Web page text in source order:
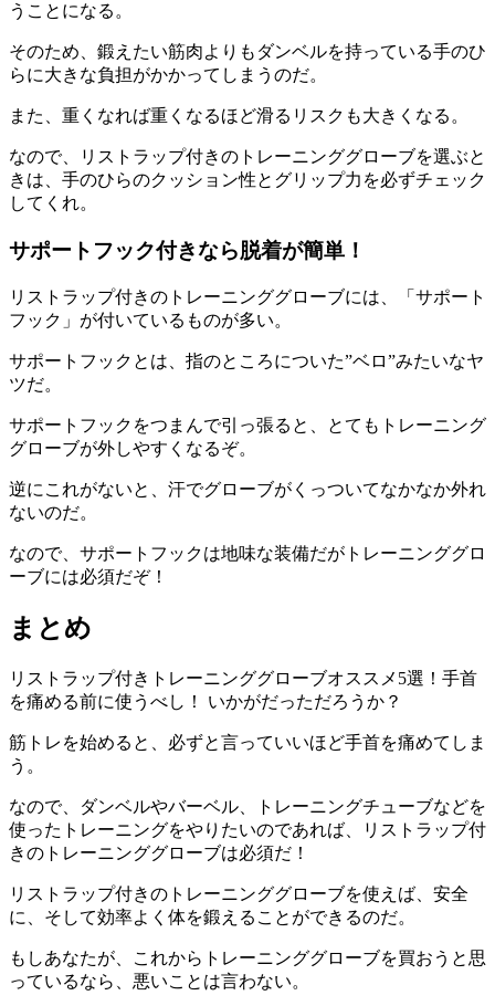
うことになる。
そのため、鍛えたい筋肉よりも ダンベルを持っている手のひ
らに大きな負担がかかってしまうのだ。
また、 重くなれば重くなるほど滑るリスクも大きくなる 。
なので、リストラップ付きのトレーニンググローブを選ぶと
きは、手のひらのクッション性とグリップ力を必ずチェック
してくれ。
サポートフック付きなら脱着が簡単！
リストラップ付きのトレーニンググローブには、「 サポート
フック 」が付いているものが多い。
サポートフックとは、 指のところについた”ベロ”みたいなヤ
ツだ。
サポートフックをつまんで引っ張ると、とてもトレーニング
グローブが外しやすくなるぞ。
逆にこれがないと、 汗でグローブがくっついてなかなか外れ
ないのだ。
なので、サポートフックは地味な装備だがトレーニンググロ
ーブには必須だぞ！
まとめ
リストラップ付きトレーニンググローブオススメ5選！手首
を痛める前に使うべし！ いかがだっただろうか？
筋トレを始めると、必ずと言っていいほど手首を痛めてしま
う。
なので、ダンベルやバーベル、トレーニングチューブなどを
使ったトレーニングをやりたいのであれば、リストラップ付
きのトレーニンググローブは必須だ！
リストラップ付きのトレーニンググローブを使えば、安全
に、そして効率よく体を鍛えることができるのだ。
もしあなたが、これからトレーニンググローブを買おうと思
っているなら、悪いことは言わない。